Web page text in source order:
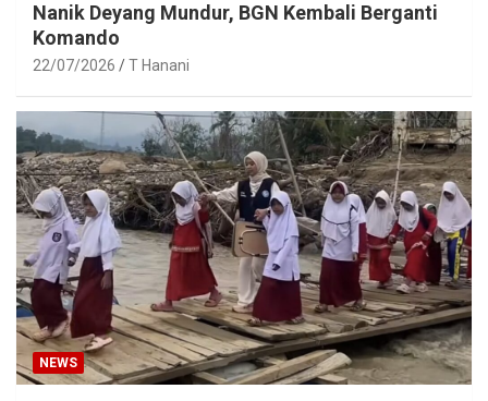
Nanik Deyang Mundur, BGN Kembali Berganti
Komando
22/07/2026 T Hanani
NEWS